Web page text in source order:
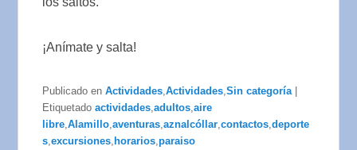
¡Anímate y salta!
Publicado en Actividades,Actividades,Sin categoría
Etiquetado actividades,adultos,aire
libre,Alamillo,aventuras,aznalcóllar,contactos,deporte
s,excursiones, horarios,paraiso